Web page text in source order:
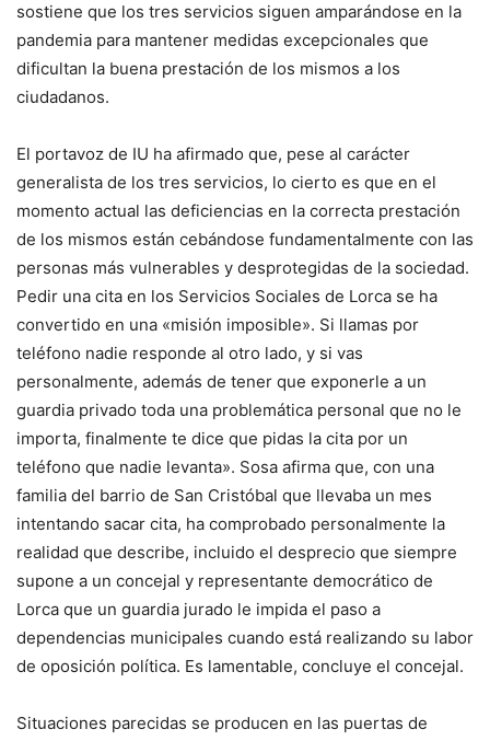
sostiene que los tres servicios siguen amparándose en la
pandemia para mantener medidas excepcionales que
dificultan la buena prestación de los mismos a los
ciudadanos.
El portavoz de IU ha afirmado que, pese al carácter
generalista de los tres servicios, lo cierto es que en el
momento actual las deficiencias en la correcta prestación
de los mismos están cebándose fundamentalmente con las
personas más vulnerables y desprotegidas de la sociedad.
Pedir una cita en los Servicios Sociales de Lorca se ha
convertido en una «misión imposible». Si llamas por
teléfono nadie responde al otro lado, y si vas
personalmente, además de tener que exponerle a un
guardia privado toda una problemática personal que no le
importa, finalmente te dice que pidas la cita por un
teléfono que nadie levanta». Sosa afirma que, con una
familia del barrio de San Cristóbal que llevaba un mes
intentando sacar cita, ha comprobado personalmente la
realidad que describe, incluido el desprecio que siempre
supone a un concejal y representante democrático de
Lorca que un guardia jurado le impida el paso a
dependencias municipales cuando está realizando su labor
de oposición política. Es lamentable, concluye el concejal.
Situaciones parecidas se producen en las puertas de